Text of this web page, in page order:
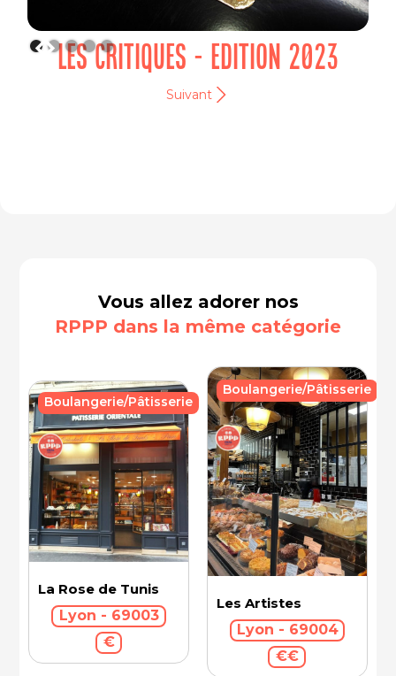
LES CRITIQUES - EDITION 2023
Suivant
Vous allez adorer nos
RPPP dans la même catégorie
La Rose de Tunis
Lyon - 69003
€
Boulangerie/Pâtisserie
Les Artistes
Lyon - 69004
€€
Boulangerie/Pâtisserie